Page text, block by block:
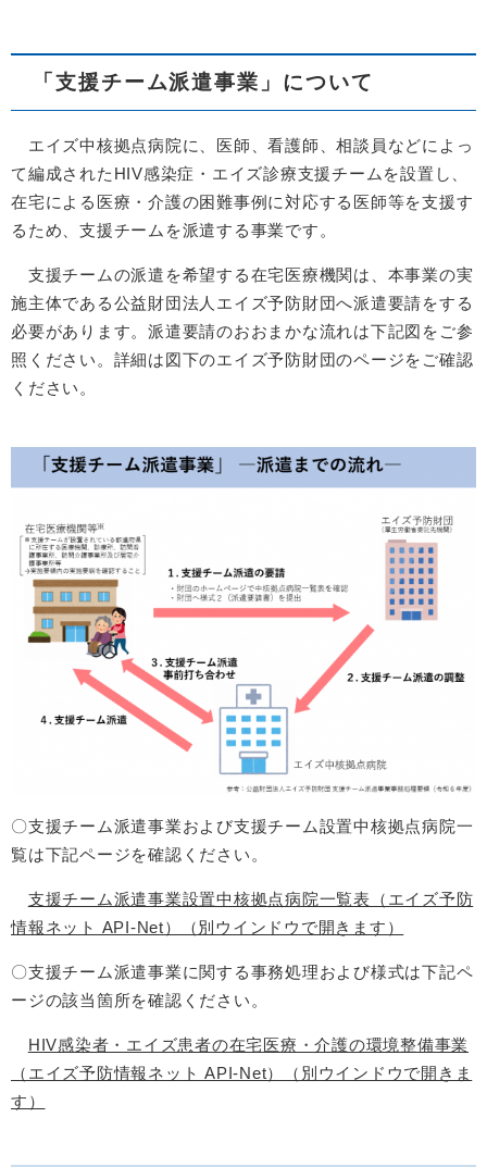
「支援チーム派遣事業」について
エイズ中核拠点病院に、医師、看護師、相談員などによっ
て編成されたHIV感染症・エイズ診療支援チームを設置し、
在宅による医療・介護の困難事例に対応する医師等を支援す
るため、支援チームを派遣する事業です。
支援チームの派遣を希望する在宅医療機関は、本事業の実
施主体である公益財団法人エイズ予防財団へ派遣要請をする
必要があります。派遣要請のおおまかな流れは下記図をご参
照ください。詳細は図下のエイズ予防財団のページをご確認
ください。
〇支援チーム派遣事業および支援チーム設置中核拠点病院一
覧は下記ページを確認ください。
支援チーム派遣事業設置中核拠点病院一覧表（エイズ予防
情報ネット API-Net）（別ウインドウで開きます）
〇支援チーム派遣事業に関する事務処理および様式は下記ペ
ージの該当箇所を確認ください。
HIV感染者・エイズ患者の在宅医療・介護の環境整備事業
（エイズ予防情報ネット API-Net）（別ウインドウで開きま
す）